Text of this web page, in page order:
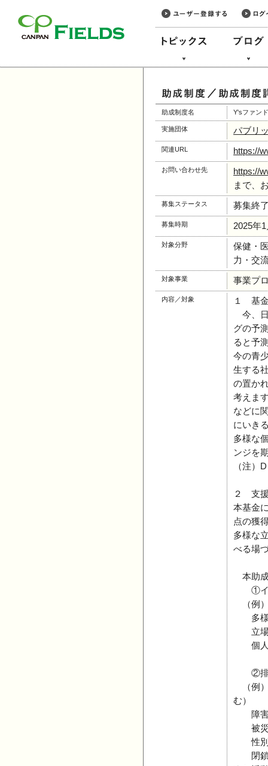
助成制度名 Y'sファン
実施団体 パブリ
関連URL https://
お問い合わせ先
https://
まで、
募集ステータス 募集終
募集時期 2025年
対象分野
保健・
力・交
対象事業 事業プ
内容／対象
１ 基
今、日
グの予
ると予
今の青
生する
の置か
考えま
などに
にいき
多様な
ンジを
（注）
２ 支
本基金
点の獲
多様な
べる場
本助成
①イン
（例）
多様
立場
個人
②排除
（例）
む）
障害
被災
性別
閉鎖